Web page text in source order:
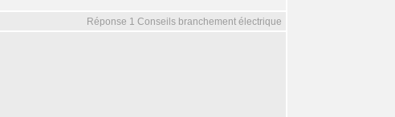
Réponse 1 Conseils branchement électrique